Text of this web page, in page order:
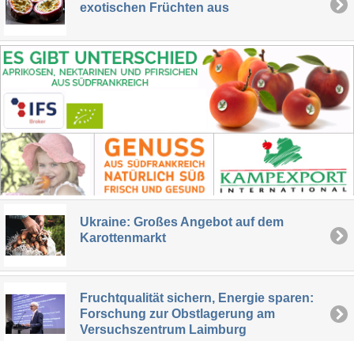
exotischen Früchten aus
Ukraine: Großes Angebot auf dem
Karottenmarkt
Fruchtqualität sichern, Energie sparen:
Forschung zur Obstlagerung am
Versuchszentrum Laimburg